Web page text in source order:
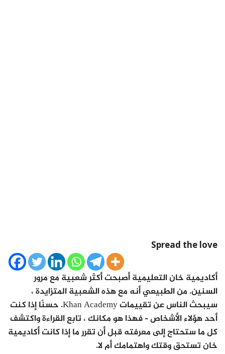
Spread the love
أكاديمية خان التعليمية أصبحت أكثر شعبية مع مرور
السنين. من الطبيعي أنه مع هذه الشعبية المتزايدة ،
سيبحث الناس عن تقييمات Khan Academy. حسنًا إذا كنت
أحد هؤلاء الأشخاص – فهذا هو مكانك ، تابع القراءة واكتشف
كل ما ستحتاج إلى معرفته قبل أن تقرر ما إذا كانت أكاديمية
خان تستحق وقتك واهتمامك أم لا.